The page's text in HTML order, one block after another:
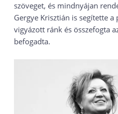
szöveget, és mindnyájan
Gergye Krisztián is segítette
vigyázott ránk és összefogta
befogadta.